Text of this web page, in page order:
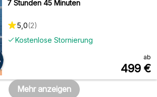
7 Stunden 45 Minuten
Kostenlose Stornierung
5,0(2)
ab
499 €
Mehr anzeigen